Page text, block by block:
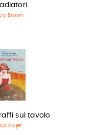
Brown
sul tavolo
Kuijer